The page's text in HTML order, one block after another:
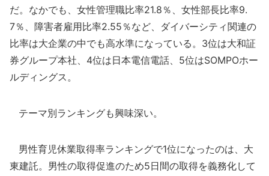
だ。なかでも、女性管理職比率21.8％、女性部長比率9.
7％、障害者雇用比率2.55％など、ダイバーシティ関連の
比率は大企業の中でも高水準になっている。3位は大和証
券グループ本社、4位は日本電信電話、5位はSOMPOホー
ルディングス。
テーマ別ランキングも興味深い。
男性育児休業取得率ランキングで1位になったのは、大
東建託。男性の取得促進のため5日間の取得を義務化して